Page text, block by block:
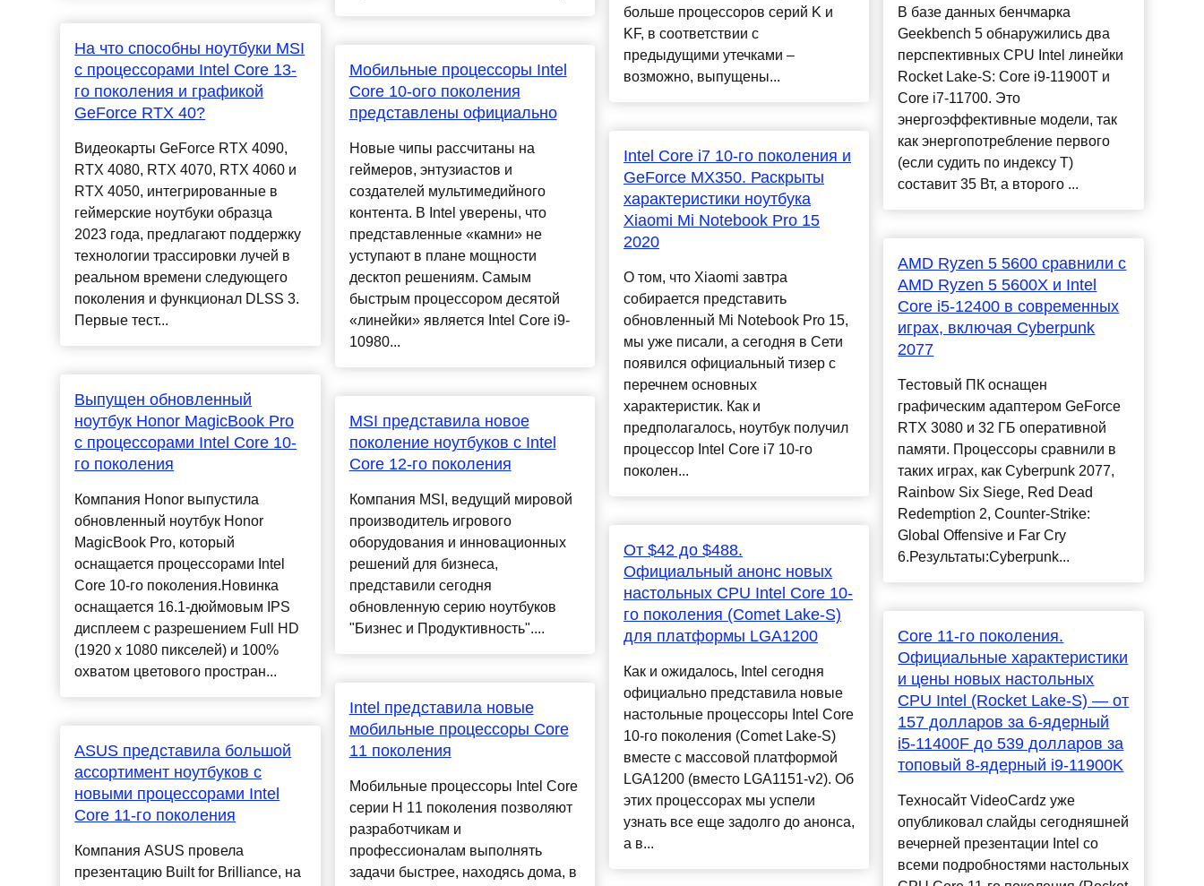
На что способны ноутбуки MSI
с процессорами Intel Core 13-
го поколения и графикой
GeForce RTX 40?
Видеокарты GeForce RTX 4090,
RTX 4080, RTX 4070, RTX 4060 и
RTX 4050, интегрированные в
геймерские ноутбуки образца
2023 года, предлагают поддержку
технологии трассировки лучей в
реальном времени следующего
поколения и функционал DLSS 3.
Первые тест...
Выпущен обновленный
ноутбук Honor MagicBook Pro
с процессорами Intel Core 10-
го поколения
Компания Honor выпустила
обновленный ноутбук Honor
MagicBook Pro, который
оснащается процессорами Intel
Core 10-го поколения.Новинка
оснащается 16.1-дюймовым IPS
дисплеем с разрешением Full HD
(1920 х 1080 пикселей) и 100%
охватом цветового простран...
ASUS представила большой
ассортимент ноутбуков с
новыми процессорами Intel
Core 11-го поколения
Компания ASUS провела
презентацию Built for Brilliance, на
Мобильные процессоры Intel
Core 10-ого поколения
представлены официально
Новые чипы рассчитаны на
геймеров, энтузиастов и
создателей мультимедийного
контента. В Intel уверены, что
представленные «камни» не
уступают в плане мощности
десктоп решениям. Самым
быстрым процессором десятой
«линейки» является Intel Core i9-
10980...
MSI представила новое
поколение ноутбуков с Intel
Core 12-го поколения
Компания MSI, ведущий мировой
производитель игрового
оборудования и инновационных
решений для бизнеса,
представили сегодня
обновленную серию ноутбуков
"Бизнес и Продуктивность"....
Intel представила новые
мобильные процессоры Core
11 поколения
Мобильные процессоры Intel Core
серии H 11 поколения позволяют
разработчикам и
профессионалам выполнять
задачи быстрее, находясь дома, в
больше процессоров серий K и
KF, в соответствии с
предыдущими утечками –
возможно, выпущены...
Intel Core i7 10-го поколения и
GeForce MX350. Раскрыты
характеристики ноутбука
Xiaomi Mi Notebook Pro 15
2020
О том, что Xiaomi завтра
собирается представить
обновленный Mi Notebook Pro 15,
мы уже писали, а сегодня в Сети
появился официальный тизер с
перечнем основных
характеристик. Как и
предполагалось, ноутбук получил
процессор Intel Core i7 10-го
поколен...
От $42 до $488.
Официальный анонс новых
настольных CPU Intel Core 10-
го поколения (Comet Lake-S)
для платформы LGA1200
Как и ожидалось, Intel сегодня
официально представила новые
настольные процессоры Intel Core
10-го поколения (Comet Lake-S)
вместе с массовой платформой
LGA1200 (вместо LGA1151-v2). Об
этих процессорах мы успели
узнать все еще задолго до анонса,
а в...
В базе данных бенчмарка
Geekbench 5 обнаружились два
перспективных CPU Intel линейки
Rocket Lake-S: Core i9-11900T и
Core i7-11700. Это
энергоэффективные модели, так
как энергопотребление первого
(если судить по индексу T)
составит 35 Вт, а второго ...
AMD Ryzen 5 5600 сравнили с
AMD Ryzen 5 5600X и Intel
Core i5-12400 в современных
играх, включая Cyberpunk
2077
Тестовый ПК оснащен
графическим адаптером GeForce
RTX 3080 и 32 ГБ оперативной
памяти. Процессоры сравнили в
таких играх, как Cyberpunk 2077,
Rainbow Six Siege, Red Dead
Redemption 2, Counter-Strike:
Global Offensive и Far Cry
6.Результаты:Cyberpunk...
Core 11-го поколения.
Официальные характеристики
и цены новых настольных
CPU Intel (Rocket Lake-S) — от
157 долларов за 6-ядерный
i5-11400F до 539 долларов за
топовый 8-ядерный i9-11900K
Техносайт VideoCardz уже
опубликовал слайды сегодняшней
вечерней презентации Intel со
всеми подробностями настольных